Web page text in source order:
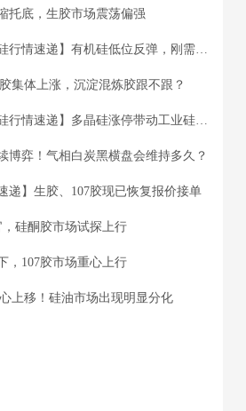
托底，生胶市场震荡偏强
【有机硅行情速递】有机硅低位反弹，刚需与抄底共振向好
集体上涨，沉淀混炼胶跟不跟？
【工业硅行情速递】多晶硅涨停带动工业硅跟涨 西北减供终端加大补库
博弈！气相白炭黑横盘会维持多久？
递】生胶、107胶现已恢复报价接单
，硅酮胶市场试探上行
，107胶市场重心上行
上移！硅油市场出现明显分化